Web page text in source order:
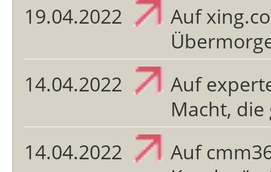
19.04.2022
Auf
14.04.2022
Auf
Macht,
14.04.2022
Auf